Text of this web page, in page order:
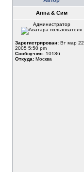
Анна & Сим
Администратор
Зарегистрирован: Вт мар 22,
2005 5:50 pm
Сообщения: 10186
Откуда: Москва